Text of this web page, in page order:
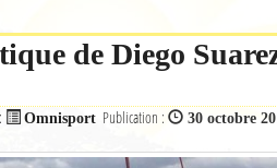
de Diego
Omnisport Publication : 30 octobre